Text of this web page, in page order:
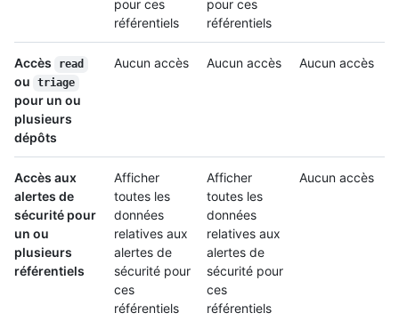
pour ces
référentiels
pour ces
référentiels
Accès read
ou triage
pour un ou
plusieurs
dépôts
Aucun accès Aucun accès Aucun accès
Accès aux
alertes de
sécurité pour
un ou
plusieurs
référentiels
Afficher
toutes les
données
relatives aux
alertes de
sécurité pour
ces
référentiels
Afficher
toutes les
données
relatives aux
alertes de
sécurité pour
ces
référentiels
Aucun accès